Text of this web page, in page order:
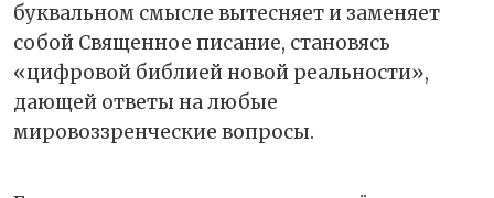
буквальном смысле вытесняет и заменяет
собой Священное писание, становясь
«цифровой библией новой реальности»,
дающей ответы на любые
мировоззренческие вопросы.